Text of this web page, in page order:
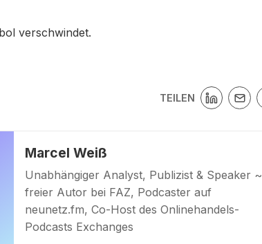
verschwindet.
TEILEN
Marcel Weiß
Unabhängiger Analyst, Publizist & Speaker ~
freier Autor bei FAZ, Podcaster auf
neunetz.fm, Co-Host des Onlinehandels-
Podcasts Exchanges